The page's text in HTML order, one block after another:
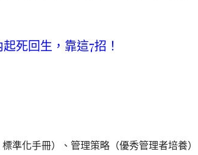
死回生，靠這7招！
準化手冊）、管理策略（優秀管理者培養）